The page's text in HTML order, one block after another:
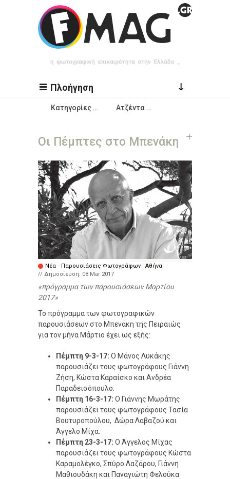
Παράκαμψη προς το κυρίως περιεχόμενο
Πλοήγηση ↓
Κατηγορίες … Ατζέντα …
Οι Πέμπτες στο Μπενάκη
Νέα · Παρουσιάσεις Φωτογράφων · Αθήνα
// Δημοσίευση: 08 Mar 2017
πρόγραμμα των παρουσιάσεων Μαρτίου
2017
Το πρόγραμμα των φωτογραφικών
παρουσιάσεων στο Μπενάκη της Πειραιώς
για τον μήνα Μάρτιο έχει ως εξής:
Πέμπτη 9-3-17: Ο Μάνος Λυκάκης
παρουσιάζει τους φωτογράφους Γιάννη
Ζήση, Κώστα Καραίσκο και Ανδρέα
Παραδεισόπουλο.
Πέμπτη 16-3-17: Ο Γιάννης Μωράτης
παρουσιάζει τους φωτογράφους Τασία
Βουτυροπούλου, Δώρα Λαβαζού και
Άγγελο Μίχα.
Πέμπτη 23-3-17: Ο Άγγελος Μίχας
παρουσιάζει τους φωτογράφους Κώστα
Καραμολέγκο, Σπύρο Λαζάρου, Γιάννη
Μαθιουδάκη και Παναγιώτη Φελούκα